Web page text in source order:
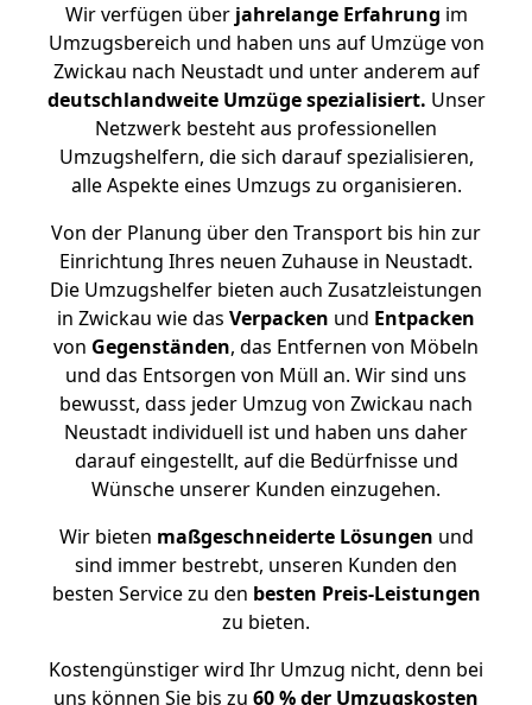
Wir verfügen überjahrelange Erfahrung im
Umzugsbereich und haben uns auf Umzüge von
Zwickau nach Neustadt und unter anderem auf
deutschlandweite Umzüge spezialisiert. Unser
Netzwerk besteht aus professionellen
Umzugshelfern, die sich darauf spezialisieren,
alle Aspekte eines Umzugs zu organisieren.
Von der Planung über den Transport bis hin zur
Einrichtung Ihres neuen Zuhause in Neustadt.
Die Umzugshelfer bieten auch Zusatzleistungen
in Zwickau wie das Verpacken und Entpacken
von Gegenständen, das Entfernen von Möbeln
und das Entsorgen von Müll an. Wir sind uns
bewusst, dass jeder Umzug von Zwickau nach
Neustadt individuell ist und haben uns daher
darauf eingestellt, auf die Bedürfnisse und
Wünsche unserer Kunden einzugehen.
Wir bieten maßgeschneiderte Lösungen und
sind immer bestrebt, unseren Kunden den
besten Service zu den besten Preis-Leistungen
zu bieten.
Kostengünstiger wird Ihr Umzug nicht, denn bei
uns können Sie bis zu 60 % der Umzugskosten